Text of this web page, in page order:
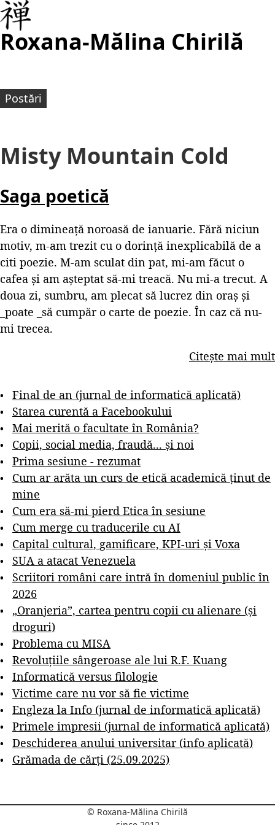
Roxana-Mălina Chirilă
Postări
Misty Mountain Cold
Saga poetică
Era o dimineață noroasă de ianuarie. Fără niciun
motiv, m-am trezit cu o dorință inexplicabilă de a
citi poezie. M-am sculat din pat, mi-am făcut o
cafea și am așteptat să-mi treacă. Nu mi-a trecut. A
doua zi, sumbru, am plecat să lucrez din oraș și
_poate _să cumpăr o carte de poezie. În caz că nu-
mi trecea.
Citește mai mult
Final de an (jurnal de informatică aplicată)
Starea curentă a Facebookului
Mai merită o facultate în România?
Copii, social media, fraudă... și noi
Prima sesiune - rezumat
Cum ar arăta un curs de etică academică ținut de
mine
Cum era să-mi pierd Etica în sesiune
Cum merge cu traducerile cu AI
Capital cultural, gamificare, KPI-uri și Voxa
SUA a atacat Venezuela
Scriitori români care intră în domeniul public în
2026
„Oranjeria”, cartea pentru copii cu alienare (și
droguri)
Problema cu MISA
Revoluțiile sângeroase ale lui R.F. Kuang
Informatică versus filologie
Victime care nu vor să fie victime
Engleza la Info (jurnal de informatică aplicată)
Primele impresii (jurnal de informatică aplicată)
Deschiderea anului universitar (info aplicată)
Grămada de cărți (25.09.2025)
© Roxana-Mălina Chirilă